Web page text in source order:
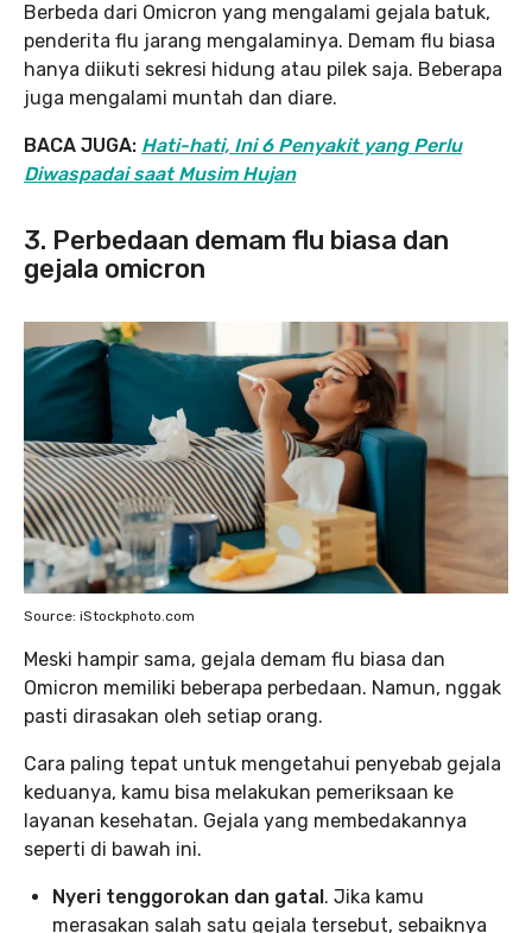
Berbeda dari Omicron yang mengalami gejala batuk,
penderita flu jarang mengalaminya. Demam flu biasa
hanya diikuti sekresi hidung atau pilek saja. Beberapa
juga mengalami muntah dan diare.
BACA JUGA: Hati-hati, Ini 6 Penyakit yang Perlu
Diwaspadai saat Musim Hujan
3. Perbedaan demam flu biasa dan
gejala omicron
Source: iStockphoto.com
Meski hampir sama, gejala demam flu biasa dan
Omicron memiliki beberapa perbedaan. Namun, nggak
pasti dirasakan oleh setiap orang.
Cara paling tepat untuk mengetahui penyebab gejala
keduanya, kamu bisa melakukan pemeriksaan ke
layanan kesehatan. Gejala yang membedakannya
seperti di bawah ini.
Nyeri tenggorokan dan gatal . Jika kamu
merasakan salah satu gejala tersebut, sebaiknya